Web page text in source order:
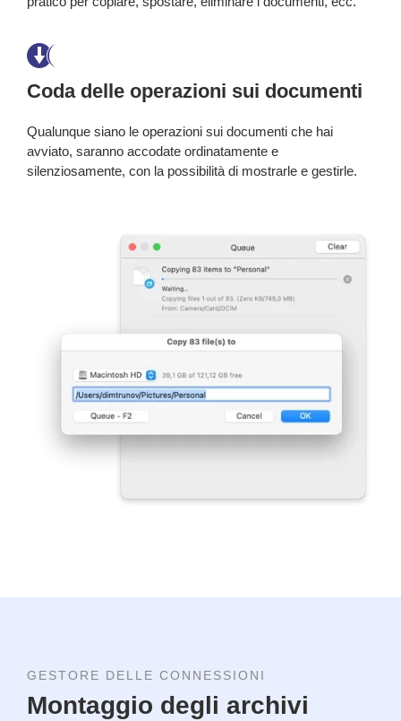
Coda delle operazioni sui documenti
Qualunque siano le operazioni sui documenti che hai
avviato, saranno accodate ordinatamente e
silenziosamente, con la possibilità di mostrarle e gestirle.
GESTORE DELLE CONNESSIONI
Montaggio degli archivi